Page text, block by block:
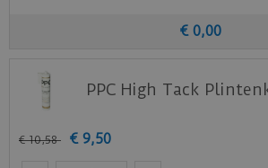
€ 0,00
PPC High Tack
€ 10,58 € 9,50